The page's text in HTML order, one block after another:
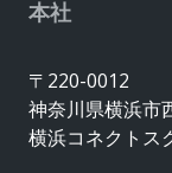
本社
〒220-0012
神奈川県横浜市
横浜コネクトス